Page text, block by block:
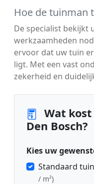
Hoe de tuinman
De specialist bekijkt
werkzaamheden
ervoor dat uw tuin
ligt. Met een vast
zekerheid en
Wat
Den Bosch?
Kies uw
Standaard
/ m²)